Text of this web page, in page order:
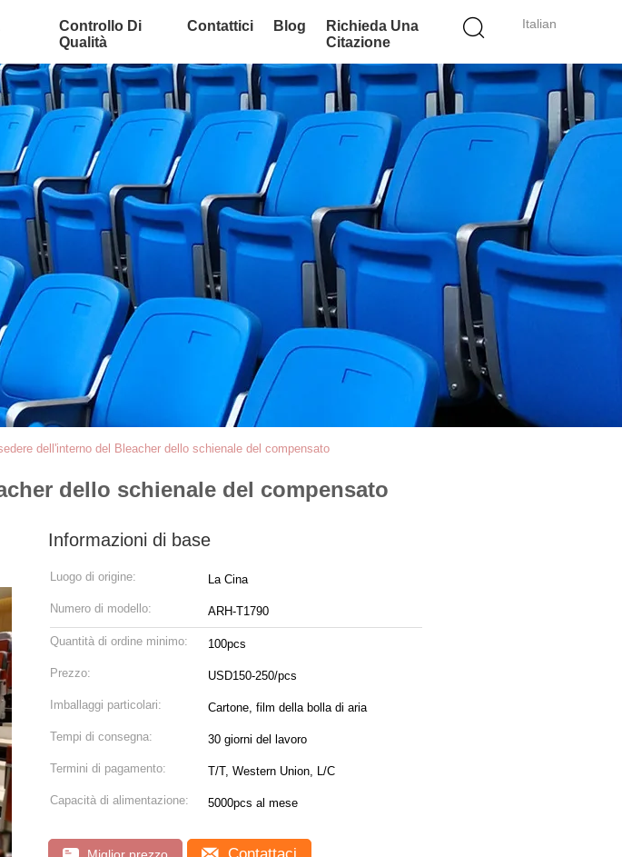
Italian
Controllo Di
Qualità
Contattici Blog
Richieda Una
Citazione
dell'interno del Bleacher dello schienale del compensato
dello schienale del compensato
Informazioni di base
Luogo di origine: La Cina
Numero di modello: ARH-T1790
Quantità di ordine minimo: 100pcs
Prezzo: USD150-250/pcs
Imballaggi particolari: Cartone, film della bolla di aria
Tempi di consegna: 30 giorni del lavoro
Termini di pagamento: T/T, Western Union, L/C
Capacità di alimentazione: 5000pcs al mese